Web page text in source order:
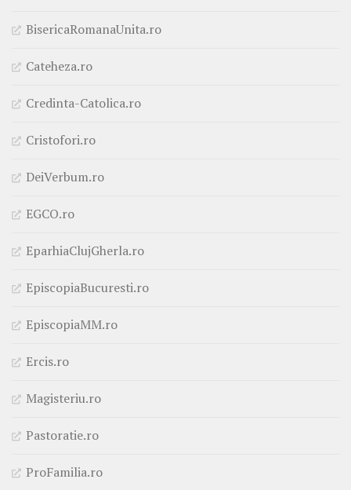
BisericaRomanaUnita.ro
Cateheza.ro
Credinta-Catolica.ro
Cristofori.ro
DeiVerbum.ro
EGCO.ro
EparhiaClujGherla.ro
EpiscopiaBucuresti.ro
EpiscopiaMM.ro
Ercis.ro
Magisteriu.ro
Pastoratie.ro
ProFamilia.ro